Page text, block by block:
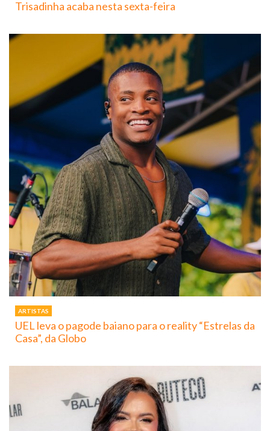
Trisadinha acaba nesta sexta-feira
ARTISTAS
UEL leva o pagode baiano para o reality “Estrelas da
Casa”, da Globo